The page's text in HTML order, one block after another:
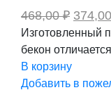
468,00₽
цена
374,00
Изготовленный
бекон
В корзину
Добавить в